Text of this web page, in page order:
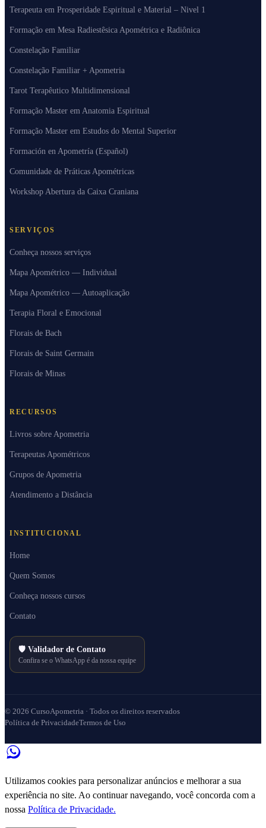
Terapeuta em Prosperidade Espiritual e Material – Nivel 1
Formação em Mesa Radiestêsica Apométrica e Radiônica
Constelação Familiar
Constelação Familiar + Apometria
Tarot Terapêutico Multidimensional
Formação Master em Anatomia Espiritual
Formação Master em Estudos do Mental Superior
Formación en Apometría (Español)
Comunidade de Práticas Apométricas
Workshop Abertura da Caixa Craniana
SERVIÇOS
Conheça nossos serviços
Mapa Apométrico — Individual
Mapa Apométrico — Autoaplicação
Terapia Floral e Emocional
Florais de Bach
Florais de Saint Germain
Florais de Minas
RECURSOS
Livros sobre Apometria
Terapeutas Apométricos
Grupos de Apometria
Atendimento a Distância
INSTITUCIONAL
Home
Quem Somos
Conheça nossos cursos
Contato
🛡️ Validador de Contato
Confira se o WhatsApp é da nossa equipe
© 2026 CursoApometria · Todos os direitos reservados
Política de PrivacidadeTermos de Uso
Utilizamos cookies para personalizar anúncios e melhorar a sua
experiência no site. Ao continuar navegando, você concorda com a
nossa Política de Privacidade.